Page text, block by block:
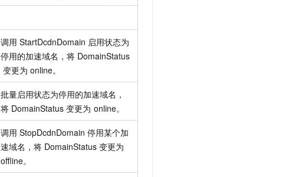
调用 StartDcdnDomain 启用状态为
停用的加速域名，将 DomainStatus
变更为 online。
批量启用状态为停用的加速域名，
将 DomainStatus 变更为 online。
调用 StopDcdnDomain 停用某个加
速域名，将 DomainStatus 变更为
offline。